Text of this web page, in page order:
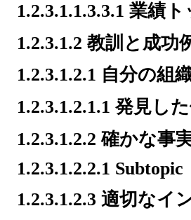
1.2.3.1.1.3.3.1 業績
1.2.3.1.2 教訓と成功
1.2.3.1.2.1 自分の組
1.2.3.1.2.1.1 発見し
1.2.3.1.2.2 確かな事
1.2.3.1.2.2.1 Subtopic
1.2.3.1.2.3 適切なイ